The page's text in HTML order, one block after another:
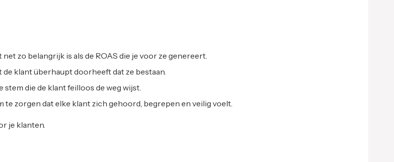
zo belangrijk is als de ROAS die je voor ze genereert.
klant überhaupt doorheeft dat ze bestaan.
die de klant feilloos de weg wijst.
zorgen dat elke klant zich gehoord, begrepen en veilig voelt.
je klanten.